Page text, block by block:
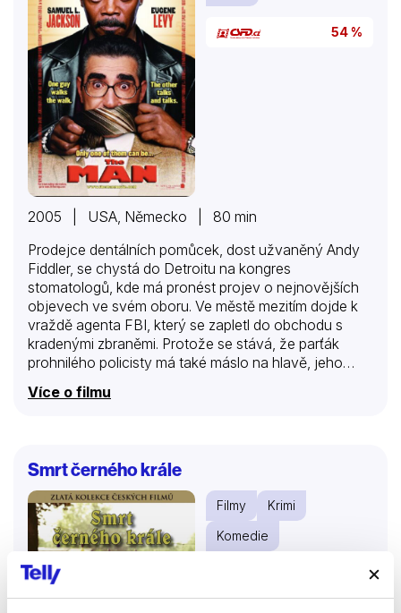
54 %
2005 | USA, Německo | 80 min
Prodejce dentálních pomůcek, dost užvaněný Andy
Fiddler, se chystá do Detroitu na kongres
stomatologů, kde má pronést projev o nejnovějších
objevech ve svém oboru. Ve městě mezitím dojde k
vraždě agenta FBI, který se zapletl do obchodu s
kradenými zbraněmi. Protože se stává, že parťák
prohnilého policisty má také máslo na hlavě, jeho
oddělení. Vann se rozhodne, že prokáže svou nevinu,
Více o filmu
Smrt černého krále
Filmy
Krimi
Komedie